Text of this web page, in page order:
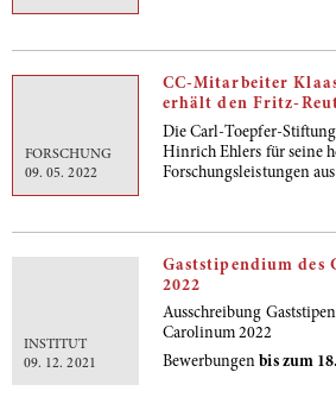
FORSCHUNG
09. 05. 2022
CC-Mitarbeiter
erhält den Fritz-
Die Carl-Toepfer-
Hinrich Ehlers für seine
Forschungsleistungen aus
INSTITUT
09. 12. 2021
Gaststipendium des
2022
Ausschreibung
Carolinum 2022
Bewerbungen bis zum